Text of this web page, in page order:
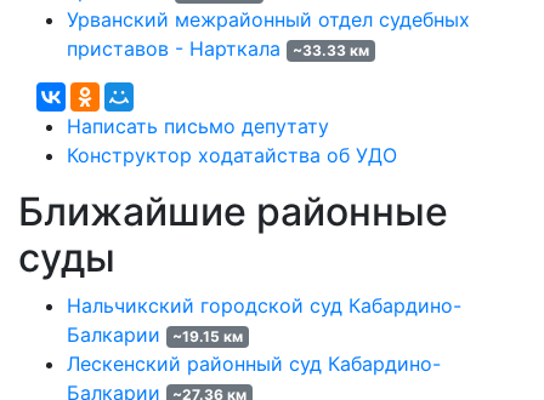
Урванский межрайонный отдел судебных
приставов - Нарткала
~33.33 км
Написать письмо депутату
Конструктор ходатайства об УДО
Ближайшие районные
суды
Нальчикский городской суд Кабардино-
Балкарии
~19.15 км
Лескенский районный суд Кабардино-
Балкарии
~27.36 км